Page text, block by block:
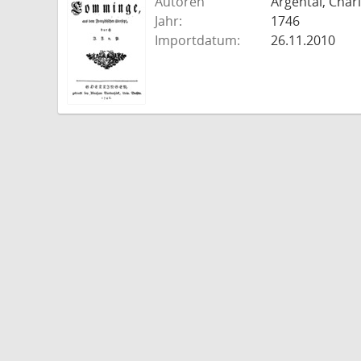
Jahr:
1746
Importdatum:
26.11.2010